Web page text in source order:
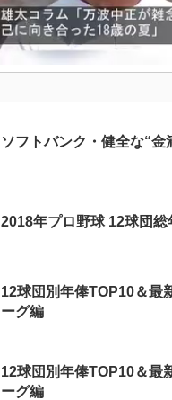
ソフトバンク・健全な“金
2018年プロ野球 12球団総
12球団別年俸TOP10＆
ーグ編
12球団別年俸TOP10＆
ーグ編